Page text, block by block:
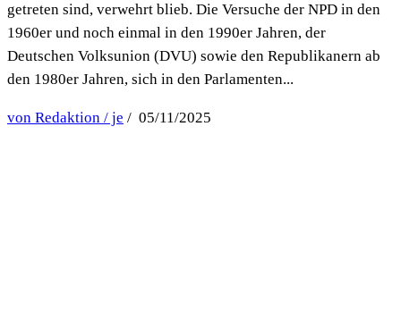
getreten sind, verwehrt blieb. Die Versuche der NPD in den
1960er und noch einmal in den 1990er Jahren, der
Deutschen Volksunion (DVU) sowie den Republikanern ab
den 1980er Jahren, sich in den Parlamenten...
von Redaktion / je / 05/11/2025